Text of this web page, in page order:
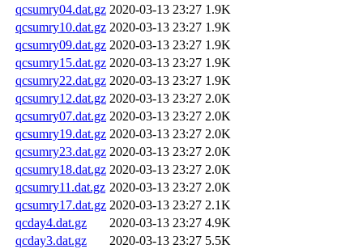
qcsumry04.dat.gz 2020-03-13 23:27 1.9K
qcsumry10.dat.gz 2020-03-13 23:27 1.9K
qcsumry09.dat.gz 2020-03-13 23:27 1.9K
qcsumry15.dat.gz 2020-03-13 23:27 1.9K
qcsumry22.dat.gz 2020-03-13 23:27 1.9K
qcsumry12.dat.gz 2020-03-13 23:27 2.0K
qcsumry07.dat.gz 2020-03-13 23:27 2.0K
qcsumry19.dat.gz 2020-03-13 23:27 2.0K
qcsumry23.dat.gz 2020-03-13 23:27 2.0K
qcsumry18.dat.gz 2020-03-13 23:27 2.0K
qcsumry11.dat.gz 2020-03-13 23:27 2.0K
qcsumry17.dat.gz 2020-03-13 23:27 2.1K
qcday4.dat.gz
2020-03-13 23:27 4.9K
qcday3.dat.gz
2020-03-13 23:27 5.5K